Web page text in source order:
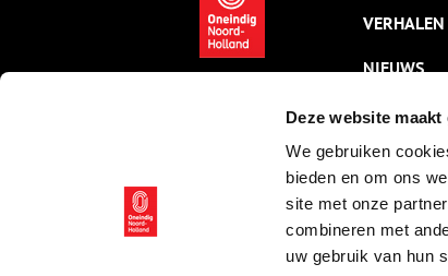
Deze website
We gebruiken
bieden en om ons
site met onze
combineren met
uw gebruik van hun
VERHALEN
NIEUWS
KALENDER
THEMA’S
VIDEO’S